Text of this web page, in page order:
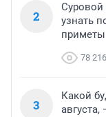
2
Суровой
узнать
приметы
78 216
3
Какой